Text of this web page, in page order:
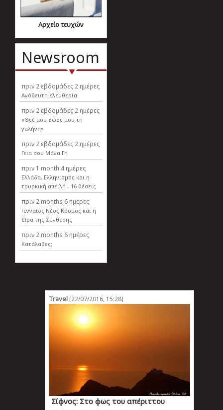
Αρχείο τευχών
Newsroom
πριν 2 εβδομάδες 2 ημέρες
Ανόθευτη ελευθερία
πριν 2 εβδομάδες 2 ημέρες
«Θεέ μου δώσε μου τη
γαλήνη»
πριν 2 εβδομάδες 2 ημέρες
Γεια σου Μάνα Γη
πριν 1 month 4 ημέρες
Ελλάδα, Ελληνισµός και η
τουρκική απειλή - 16 θέσεις
πριν 2 months 6 ημέρες
Γενναίος Νέος Κόσμος και η
Ώρα της Σύνθεσης
πριν 2 months 6 ημέρες
Κατάλαβες;
Travel[22/07/2016, 15:28]
Σίφνος: Στο φως του απέριττου